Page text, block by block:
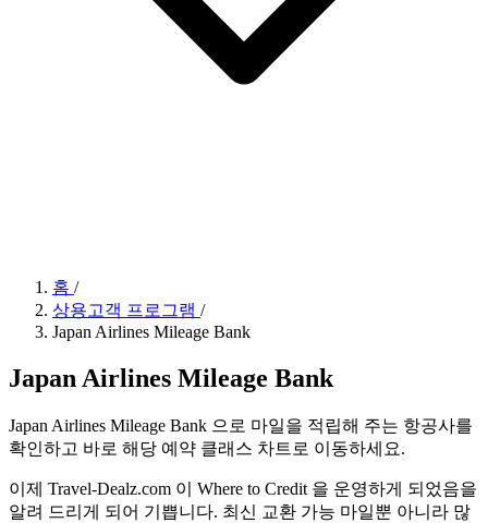
홈 /
상용고객 프로그램 /
Japan Airlines Mileage Bank
Japan Airlines Mileage Bank
Japan Airlines Mileage Bank 으로 마일을 적립해 주는 항공사를
확인하고 바로 해당 예약 클래스 차트로 이동하세요.
이제 Travel-Dealz.com 이 Where to Credit 을 운영하게 되었음을
알려 드리게 되어 기쁩니다. 최신 교환 가능 마일뿐 아니라 많